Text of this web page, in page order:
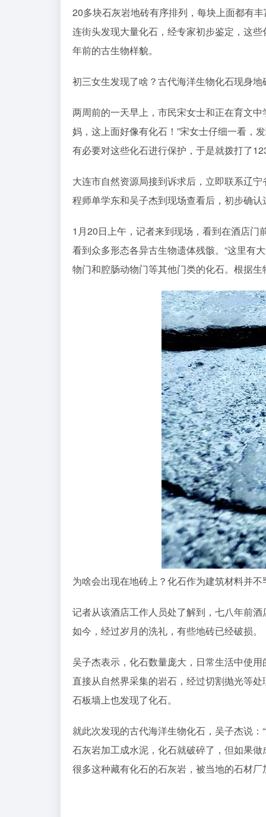
20多块石灰岩地砖有序排列，每块上面都有
连街头发现大量化石，经专家初步鉴定，这
年前的古生物样貌。
初三女生发现了啥？古代海洋生物化石现身地
两周前的一天早上，市民宋女士和正在育文
妈，这上面好像有化石！”宋女士仔细一看，
有必要对这些化石进行保护，于是就拨打了
大连市自然资源局接到诉求后，立即联系辽
程师单学东和吴子杰到现场查看后，初步确
1月20日上午，记者来到现场，看到在酒店
看到众多形态各异古生物遗体残骸。“这里有
物门和腔肠动物门等其他门类的化石。根据
为啥会出现在地砖上？化石作为建筑材料并不
记者从该酒店工作人员处了解到，七八年前
如今，经过岁月的洗礼，有些地砖已经破损。
吴子杰表示，化石数量庞大，日常生活中使
直接从自然界采集的岩石，经过切割抛光等
石板墙上也发现了化石。
就此次发现的古代海洋生物化石，吴子杰说
石灰岩加工成水泥，化石就破碎了，但如果
很多这种藏有化石的石灰岩，被当地的石材厂